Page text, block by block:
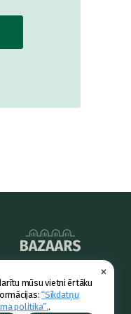
×
mūsu vietni ērtāku
“Sīkdatņu
politika”..